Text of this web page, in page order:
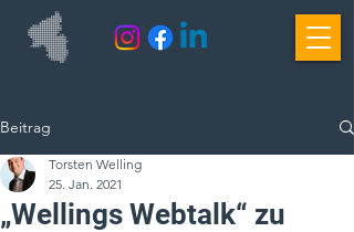
Beitrag
„Wellings Webtalk“ zu
Torsten Welling
25. Jan. 2021